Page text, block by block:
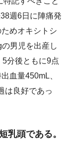
なってきまし
ありません
週6日に陣痛発
めオキシトシ
男児を出産し
分後ともに9点
血量450mL、
は良好であっ
頭である。